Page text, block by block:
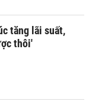
tăng lãi suất,
thôi'